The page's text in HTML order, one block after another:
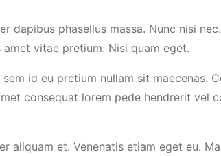
phasellus massa. Nunc nisi
vitae pretium. Nisi quam eget.
id eu pretium nullam sit maecenas.
consequat lorem pede hendrerit vel
et. Venenatis etiam eget eu.